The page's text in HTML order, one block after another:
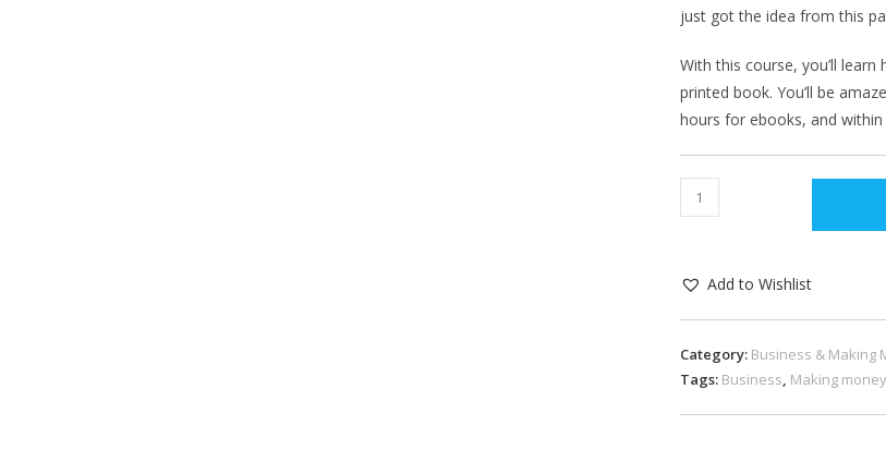
just got the idea from this
With this course, you’ll
printed book. You’ll be
hours for ebooks, and
Add to Wishlist
Category: Business & Making
Tags: Business, Making money